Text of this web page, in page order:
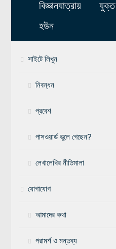
রাষ্ট্রবিজ্ঞান
বিজ্ঞানীদের কথা
বাংলাদেশী বিজ্ঞানী
বিশেষ পাতা
বিজ্ঞানযাত্রায় যুক্ত
হউন
সাইটে লিখুন
নিবন্ধন
প্রবেশ
পাসওয়ার্ড ভুলে গেছেন?
লেখালেখির নীতিমালা
যোগাযোগ
আমাদের কথা
পরামর্শ ও মন্তব্য